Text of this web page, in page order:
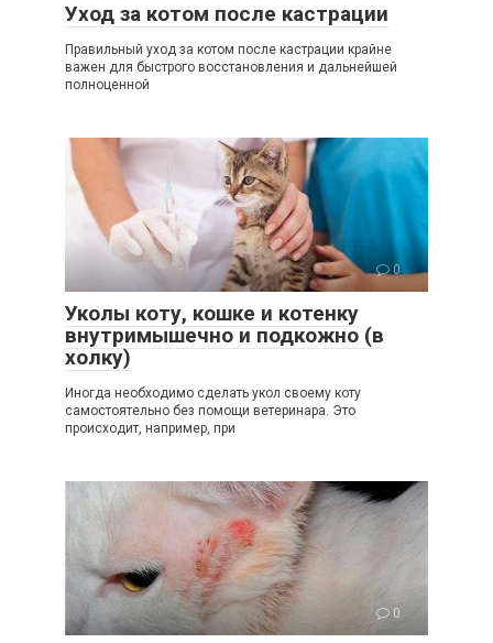
Уход за котом после кастрации
Правильный уход за котом после кастрации крайне
важен для быстрого восстановления и дальнейшей
полноценной
0
Уколы коту, кошке и котенку
внутримышечно и подкожно (в
холку)
Иногда необходимо сделать укол своему коту
самостоятельно без помощи ветеринара. Это
происходит, например, при
0